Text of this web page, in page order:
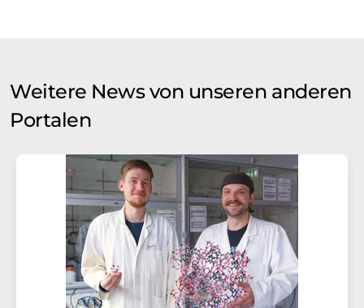
Weitere News von unseren anderen
Portalen